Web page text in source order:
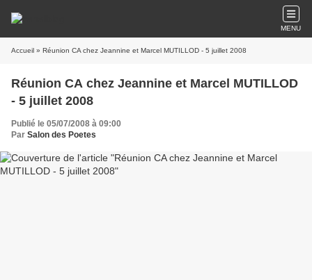
MENU
Accueil » Réunion CA chez Jeannine et Marcel MUTILLOD - 5 juillet 2008
Réunion CA chez Jeannine et Marcel MUTILLOD
- 5 juillet 2008
Publié le 05/07/2008 à 09:00
Par Salon des Poetes